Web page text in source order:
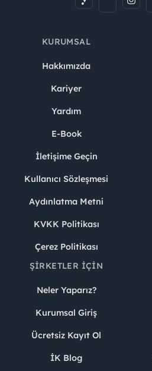
KURUMSAL
Hakkımızda
Kariyer
Yardım
E-Book
İletişime Geçin
Kullanıcı Sözleşmesi
Aydınlatma Metni
KVKK Politikası
Çerez Politikası
ŞIRKETLER İÇIN
Neler Yaparız?
Kurumsal Giriş
Ücretsiz Kayıt Ol
İK Blog